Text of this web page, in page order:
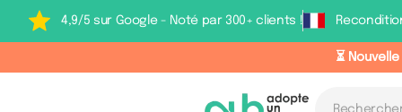
4,9/5 sur Google - Noté par 300+ clients !
⏳